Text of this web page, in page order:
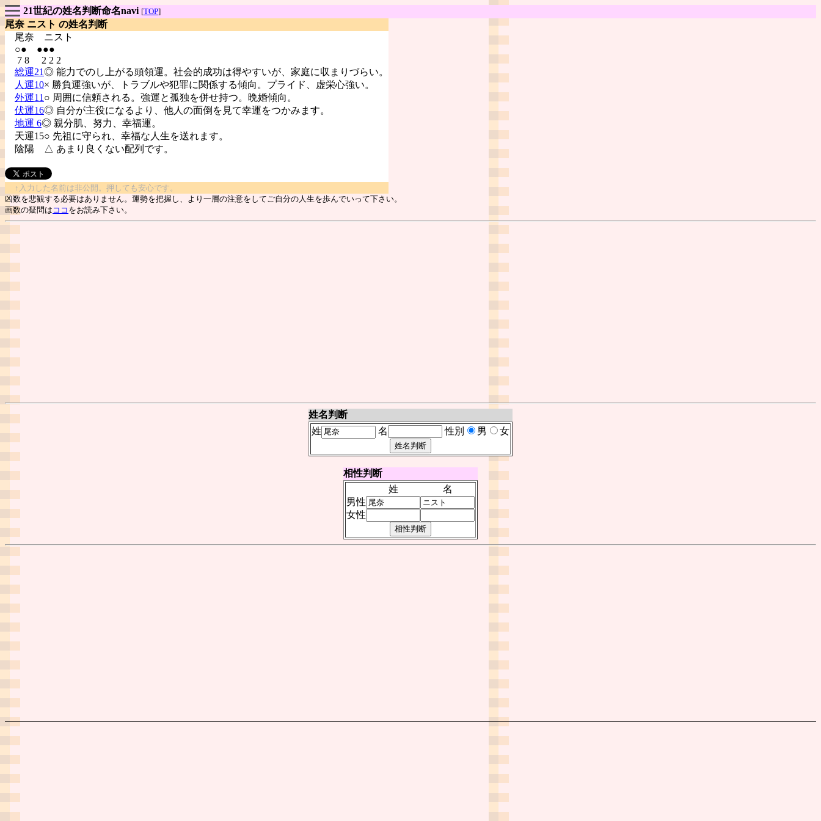
21世紀の姓名判断命名navi [TOP]
尾奈 ニスト の姓名判断
尾奈 ニスト
○● ●●●
7 8 2 2 2
総運21◎ 能力でのし上がる頭領運。社会的成功は得やすいが、家庭に収まりづらい。
人運10× 勝負運強いが、トラブルや犯罪に関係する傾向。プライド、虚栄心強い。
外運11 ○ 周囲に信頼される。強運と孤独を併せ持つ。晩婚傾向。
伏運16◎ 自分が主役になるより、他人の面倒を見て幸運をつかみます。
地運 6◎ 親分肌、努力、幸福運。
天運15○ 先祖に守られ、幸福な人生を送れます。
陰陽
△ あまり良くない配列です。
↑入力した名前は非公開。押しても安心です。
凶数を悲観する必要はありません。運勢を把握し、より一層の注意をしてご自分の人生を歩んでいって下さい。
画数の疑問は ココ をお読み下さい。
姓名判断
姓
名 性別 男 女
相性判断
姓
名
男性
女性